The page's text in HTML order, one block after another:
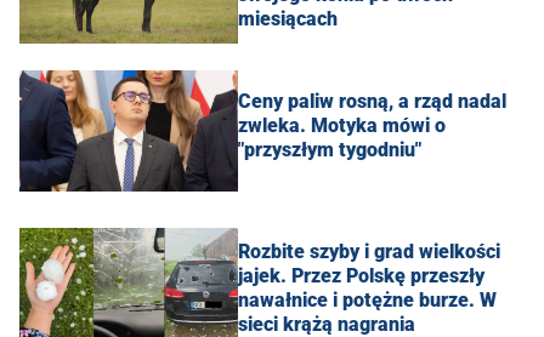
miesiącach
Ceny paliw rosną, a rząd nadal
zwleka. Motyka mówi o
"przyszłym tygodniu"
Rozbite szyby i grad wielkości
jajek. Przez Polskę przeszły
nawałnice i potężne burze. W
sieci krążą nagrania